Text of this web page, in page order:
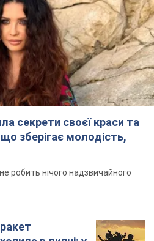
зберігає молодість,
робить нічого надзвичайного
в липні: у
умовах дефіциту
змінила